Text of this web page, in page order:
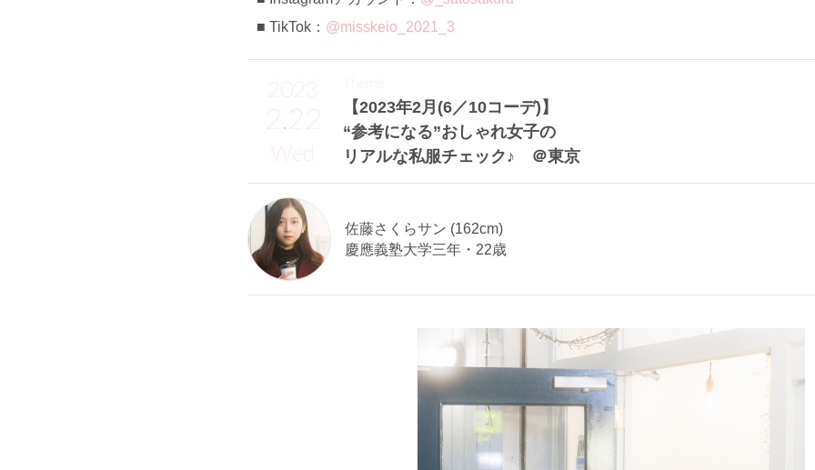
TikTok： @misskeio_2021_3
2023
2.22
Wed
【2023年2月(6／10コーデ)】
“参考になる”おしゃれ女子の
リアルな私服チェック♪ ＠東京
Theme
佐藤さくらサン (162cm)
慶應義塾大学三年・22歳